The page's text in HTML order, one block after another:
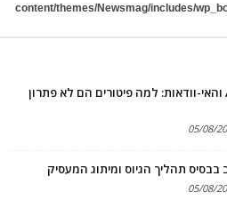
content/themes/Newsmag/includes/
שימור עובדים בעידן ה-AI והאי-וודאות: למה פיטורים הם לא פתרון
05/08/
05/08/